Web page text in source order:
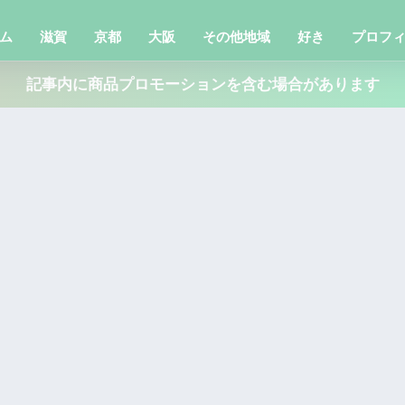
滋賀 京都 大阪 その他地域 好き プロフ
記事内に商品プロモーションを含む場合があります